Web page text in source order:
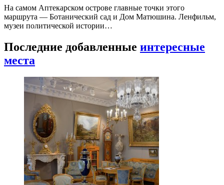
На самом Аптекарском острове главные точки этого
маршрута — Ботанический сад и Дом Матюшина. Ленфильм,
музеи политической истории…
Последние добавленные интересные
места